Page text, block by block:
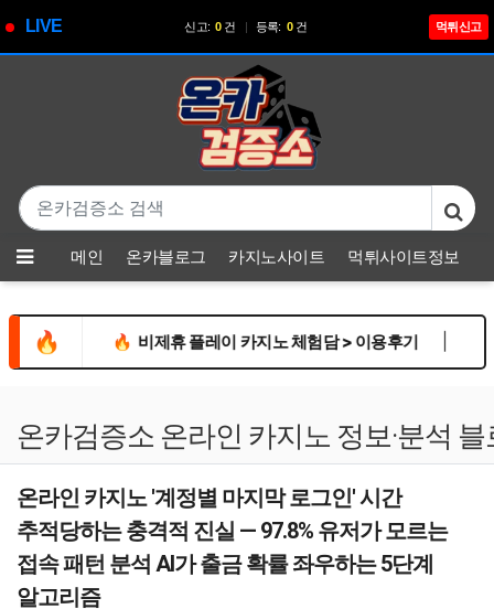
LIVE 신고: 0 건 | 등록: 0 건 먹튀신고
메뉴 메인 온카블로그 카지노사이트 먹튀사이트정보
🔥
| 비제휴 플레이 카지노 체험담 > 이용후기|
온카검증소 온라인 카지노 정보·분석
온라인 카지노 '계정별 마지막 로그인' 시간
추적당하는 충격적 진실 — 97.8% 유저가 모르는
접속 패턴 분석 AI가 출금 확률 좌우하는 5단계
알고리즘